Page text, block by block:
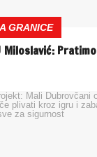
GRANICE
Miloslavić: Pratimo